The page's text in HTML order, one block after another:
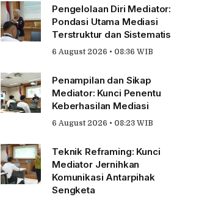
Pengelolaan Diri Mediator:
Pondasi Utama Mediasi
Terstruktur dan Sistematis
6 August 2026 • 08:36 WIB
Penampilan dan Sikap
Mediator: Kunci Penentu
Keberhasilan Mediasi
6 August 2026 • 08:23 WIB
Teknik Reframing: Kunci
Mediator Jernihkan
Komunikasi Antarpihak
Sengketa